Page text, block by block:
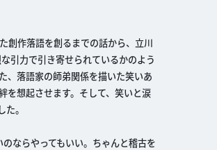
創作落語を創るまでの話から、立川
引力で引き寄せられているかのよう
、落語家の師弟関係を描いた笑いあ
を想起させます。そして、笑いと涙
。
ならやってもいい。ちゃんと稽古を